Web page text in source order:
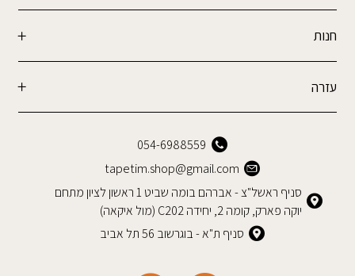
חנות
עזרה
054-6988559
tapetim.shop@gmail.com
סניף ראשל"צ - אברהם בומה שביט 1 ראשון לציון מתחם
יוקה פארק, קומה 2, יחידה C202 (מול איקאה)
סניף ת"א - בוגרשוב 56 תל אביב